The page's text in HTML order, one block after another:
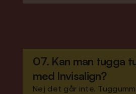
07. Kan man tugga
med Invisalign?
Nej det går inte.